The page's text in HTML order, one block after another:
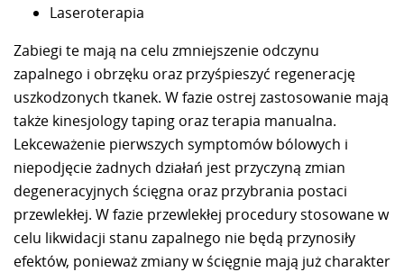
Laseroterapia
Zabiegi te mają na celu zmniejszenie odczynu
zapalnego i obrzęku oraz przyśpieszyć regenerację
uszkodzonych tkanek. W fazie ostrej zastosowanie mają
także kinesjology taping oraz terapia manualna.
Lekceważenie pierwszych symptomów bólowych i
niepodjęcie żadnych działań jest przyczyną zmian
degeneracyjnych ścięgna oraz przybrania postaci
przewlekłej. W fazie przewlekłej procedury stosowane w
celu likwidacji stanu zapalnego nie będą przynosiły
efektów, ponieważ zmiany w ścięgnie mają już charakter